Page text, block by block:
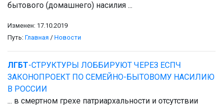
бытового (домашнего) насилия ...
Изменен: 17.10.2019
Путь: Главная / Новости
ЛГБТ-СТРУКТУРЫ ЛОББИРУЮТ ЧЕРЕЗ ЕСПЧ
ЗАКОНОПРОЕКТ ПО СЕМЕЙНО-БЫТОВОМУ НАСИЛИЮ
В РОССИИ
... в смертном грехе патриархальности и отсутствии